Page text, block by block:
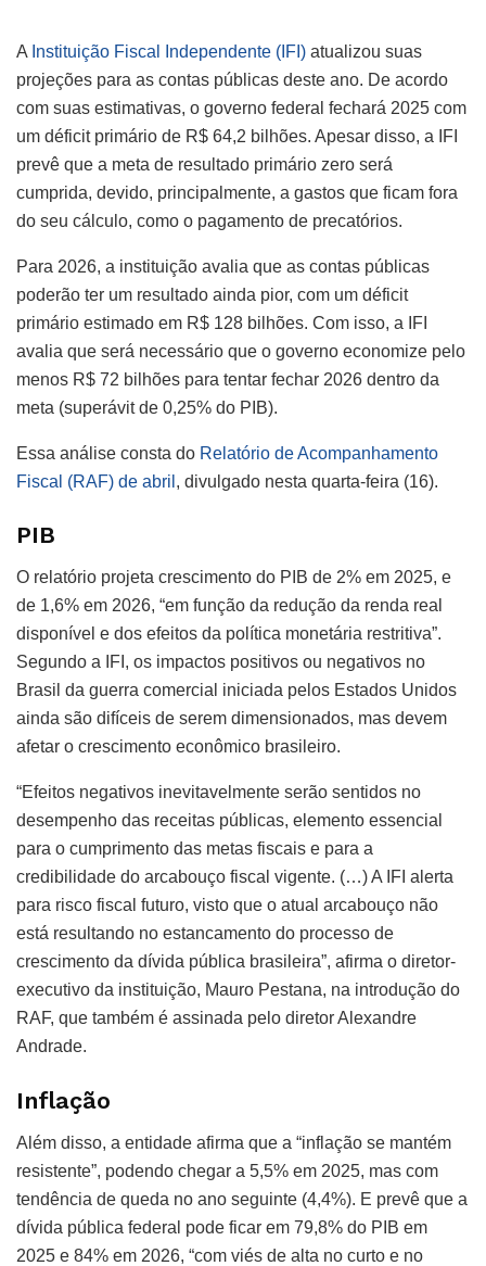
A Instituição Fiscal Independente (IFI) atualizou suas
projeções para as contas públicas deste ano. De acordo
com suas estimativas, o governo federal fechará 2025 com
um déficit primário de R$ 64,2 bilhões. Apesar disso, a IFI
prevê que a meta de resultado primário zero será
cumprida, devido, principalmente, a gastos que ficam fora
do seu cálculo, como o pagamento de precatórios.
Para 2026, a instituição avalia que as contas públicas
poderão ter um resultado ainda pior, com um déficit
primário estimado em R$ 128 bilhões. Com isso, a IFI
avalia que será necessário que o governo economize pelo
menos R$ 72 bilhões para tentar fechar 2026 dentro da
meta (superávit de 0,25% do PIB).
Essa análise consta do Relatório de Acompanhamento
Fiscal (RAF) de abril , divulgado nesta quarta-feira (16).
PIB
O relatório projeta crescimento do PIB de 2% em 2025, e
de 1,6% em 2026, “em função da redução da renda real
disponível e dos efeitos da política monetária restritiva”.
Segundo a IFI, os impactos positivos ou negativos no
Brasil da guerra comercial iniciada pelos Estados Unidos
ainda são difíceis de serem dimensionados, mas devem
afetar o crescimento econômico brasileiro.
“Efeitos negativos inevitavelmente serão sentidos no
desempenho das receitas públicas, elemento essencial
para o cumprimento das metas fiscais e para a
credibilidade do arcabouço fiscal vigente. (…) A IFI alerta
para risco fiscal futuro, visto que o atual arcabouço não
está resultando no estancamento do processo de
crescimento da dívida pública brasileira”, afirma o diretor-
executivo da instituição, Mauro Pestana, na introdução do
RAF, que também é assinada pelo diretor Alexandre
Andrade.
Inflação
Além disso, a entidade afirma que a “inflação se mantém
resistente”, podendo chegar a 5,5% em 2025, mas com
tendência de queda no ano seguinte (4,4%). E prevê que a
dívida pública federal pode ficar em 79,8% do PIB em
2025 e 84% em 2026, “com viés de alta no curto e no